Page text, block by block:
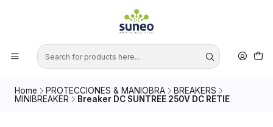
Home PROTECCIONES & MANIOBRA
BREAKERS
MINIBREAKER
Breaker DC SUNTREE 250V DC RETIE